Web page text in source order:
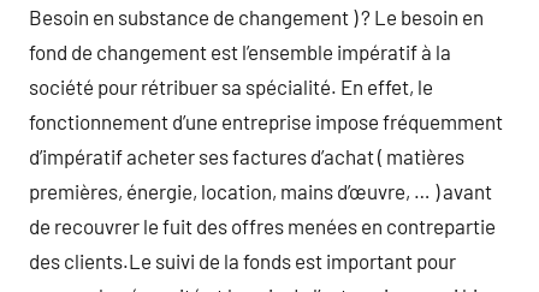
Besoin en substance de changement ) ? Le besoin en
fond de changement est l’ensemble impératif à la
société pour rétribuer sa spécialité. En effet, le
fonctionnement d’une entreprise impose fréquemment
d’impératif acheter ses factures d’achat ( matières
premières, énergie, location, mains d’œuvre, … ) avant
de recouvrer le fuit des offres menées en contrepartie
des clients.Le suivi de la fonds est important pour